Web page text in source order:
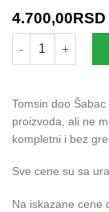
4.700,00RSD
GAMIT 480 EC
Tomsin doo
proizvoda, ali ne
kompletni i bez
Sve cene su sa
Na iskazane cene